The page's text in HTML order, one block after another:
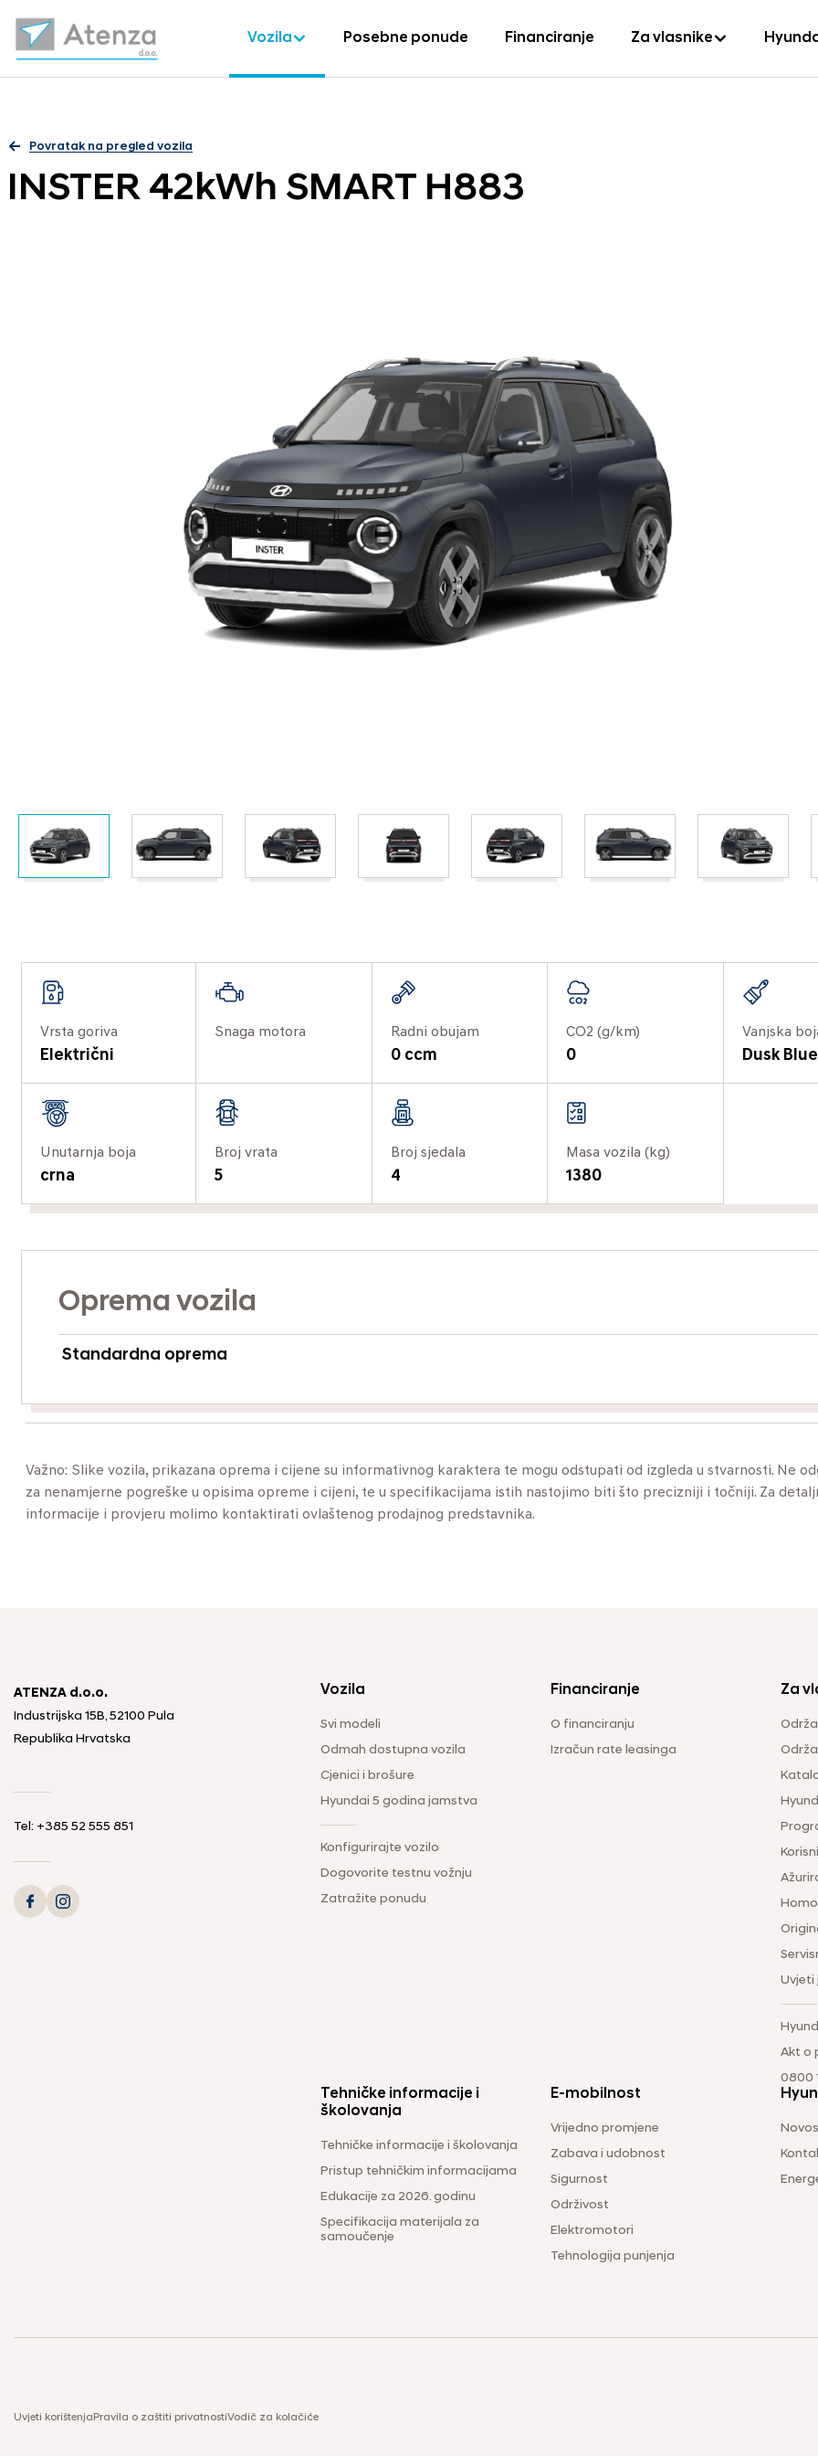
Vozila Posebne ponude Financiranje Za vlasnike
Povratak na pregled vozila
INSTER 42kWh SMART H883
Vrsta goriva
Električni
Snaga motora Radni obujam
0 ccm
CO2 (g/km)
0
Vanjska
Dusk
Unutarnja boja
crna
Broj vrata
5
Broj sjedala
4
Masa vozila (kg)
1380
Oprema vozila
Standardna oprema
Važno: Slike vozila, prikazana oprema i cijene su informativnog karaktera te mogu odstupati od izgleda u stvarnosti. Ne
za nenamjerne pogreške u opisima opreme i cijeni, te u specifikacijama istih nastojimo biti što precizniji i točniji. Za
informacije i provjeru molimo kontaktirati ovlaštenog prodajnog predstavnika.
ATENZA d.o.o.
Industrijska 15B, 52100 Pula
Republika Hrvatska
Tel: +385 52 555 851
Vozila
Svi modeli
Odmah dostupna vozila
Cjenici i brošure
Hyundai 5 godina jamstva
Konfigurirajte vozilo
Dogovorite testnu vožnju
Zatražite ponudu
Financiranje
O financiranju
Izračun rate leasinga
Za
Uvjeti
Akt o
0800
Tehničke informacije i
školovanja
Tehničke informacije i školovanja
Pristup tehničkim informacijama
Edukacije za 2026. godinu
Specifikacija materijala za
samoučenje
E-mobilnost
Vrijedno promjene
Zabava i udobnost
Sigurnost
Održivost
Elektromotori
Tehnologija punjenja
Uvjeti korištenja Pravila o zaštiti privatnostiVodič za kolačiće